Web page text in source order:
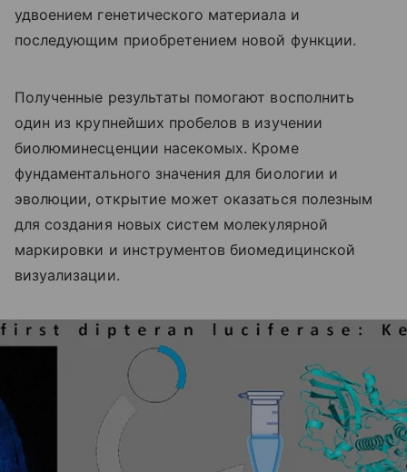
удвоением генетического материала и
последующим приобретением новой функции.
Полученные результаты помогают восполнить
один из крупнейших пробелов в изучении
биолюминесценции насекомых. Кроме
фундаментального значения для биологии и
эволюции, открытие может оказаться полезным
для создания новых систем молекулярной
маркировки и инструментов биомедицинской
визуализации.